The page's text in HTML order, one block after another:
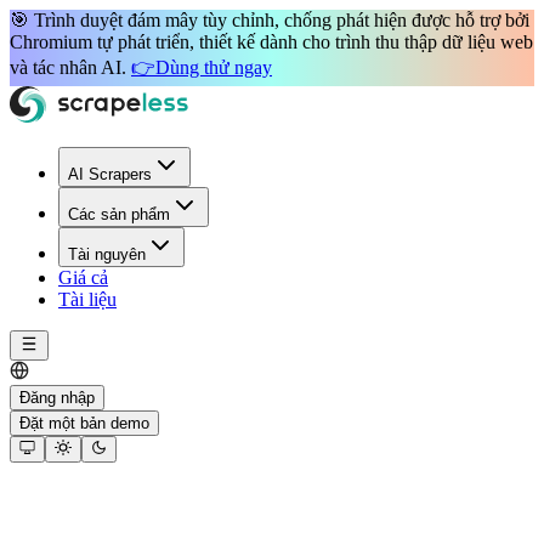
🎯 Trình duyệt đám mây tùy chỉnh, chống phát hiện được hỗ trợ bởi
Chromium tự phát triển, thiết kế dành cho trình thu thập dữ liệu web
và tác nhân AI. 👉Dùng thử ngay
AI Scrapers
Các sản phẩm
Tài nguyên
Giá cả
Tài liệu
Đăng nhập
Đặt một bản demo